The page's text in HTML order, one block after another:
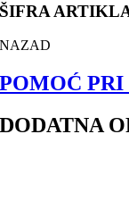
ŠIFRA
NAZAD
POMOĆ
DODATNA